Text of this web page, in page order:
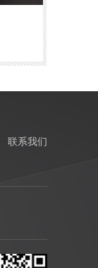
联系我们